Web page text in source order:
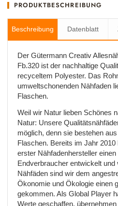
PRODUKTBESCHREIBUNG
Beschreibung Datenblatt
Der Gütermann Creativ
Fb.320 ist der nachhaltige
recyceltem Polyester. Das
umweltschonenden Nähfaden
Flaschen.
Weil wir Natur lieben Schönes
Natur: Unsere
möglich, denn sie bestehen
Flaschen. Bereits im Jahr
erster Nähfadenhersteller
Endverbraucher entwickelt
Nähfäden sind wir dem
Ökonomie und Ökologie einen
gekommen. Als Global Player
Werte geschaffen,